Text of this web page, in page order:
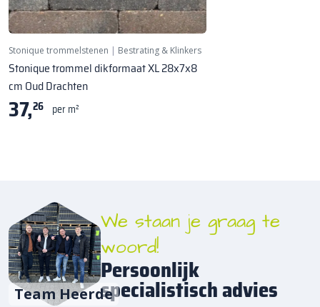
Stonique trommelstenen | Bestrating & Klinkers
Stonique trommel dikformaat XL 28x7x8
cm Oud Drachten
37,26 per m²
Team Heerde
We staan je graag te
woord!
Persoonlijk
specialistisch advies